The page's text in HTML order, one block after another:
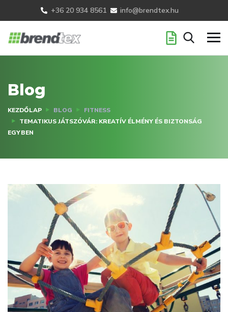
+36 20 934 8561 info@brendtex.hu
Blog
KEZDŐLAP BLOG
FITNESS
TEMATIKUS JÁTSZÓVÁR: KREATÍV ÉLMÉNY ÉS BIZTONSÁG
EGYBEN